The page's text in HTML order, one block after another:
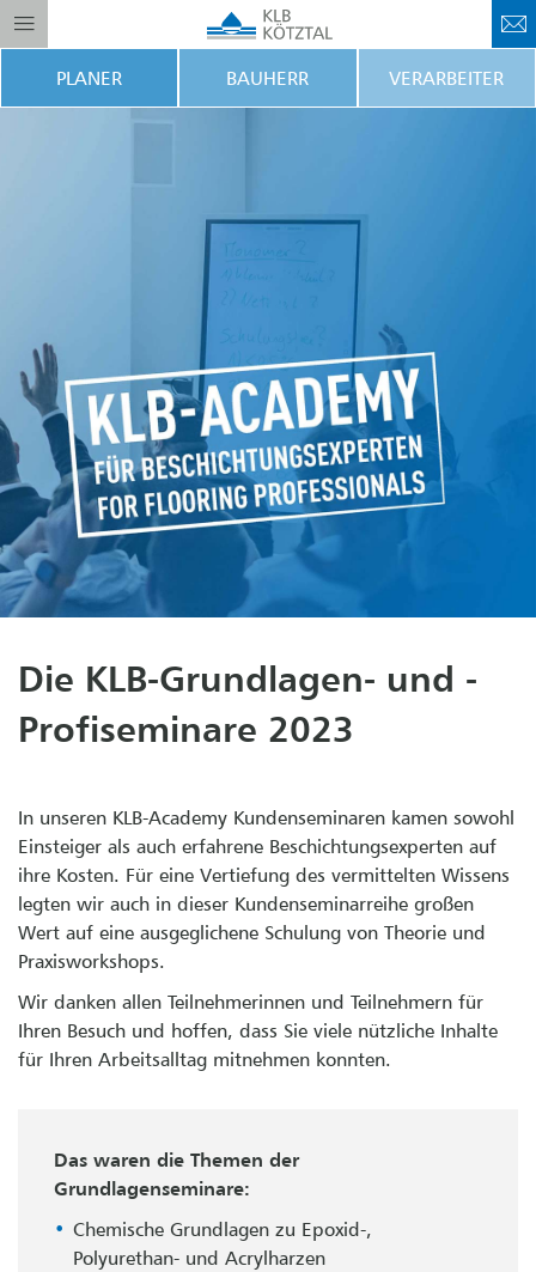
PLANER BAUHERR VERARBEITER
Die KLB-Grundlagen- und -
Profiseminare 2023
In unseren KLB-Academy Kundenseminaren kamen sowohl
Einsteiger als auch erfahrene Beschichtungsexperten auf
ihre Kosten. Für eine Vertiefung des vermittelten Wissens
legten wir auch in dieser Kundenseminarreihe großen
Wert auf eine ausgeglichene Schulung von Theorie und
Praxisworkshops.
Wir danken allen Teilnehmerinnen und Teilnehmern für
Ihren Besuch und hoffen, dass Sie viele nützliche Inhalte
für Ihren Arbeitsalltag mitnehmen konnten.
Das waren die Themen der
Grundlagenseminare:
Chemische Grundlagen zu Epoxid-,
Polyurethan- und Acrylharzen